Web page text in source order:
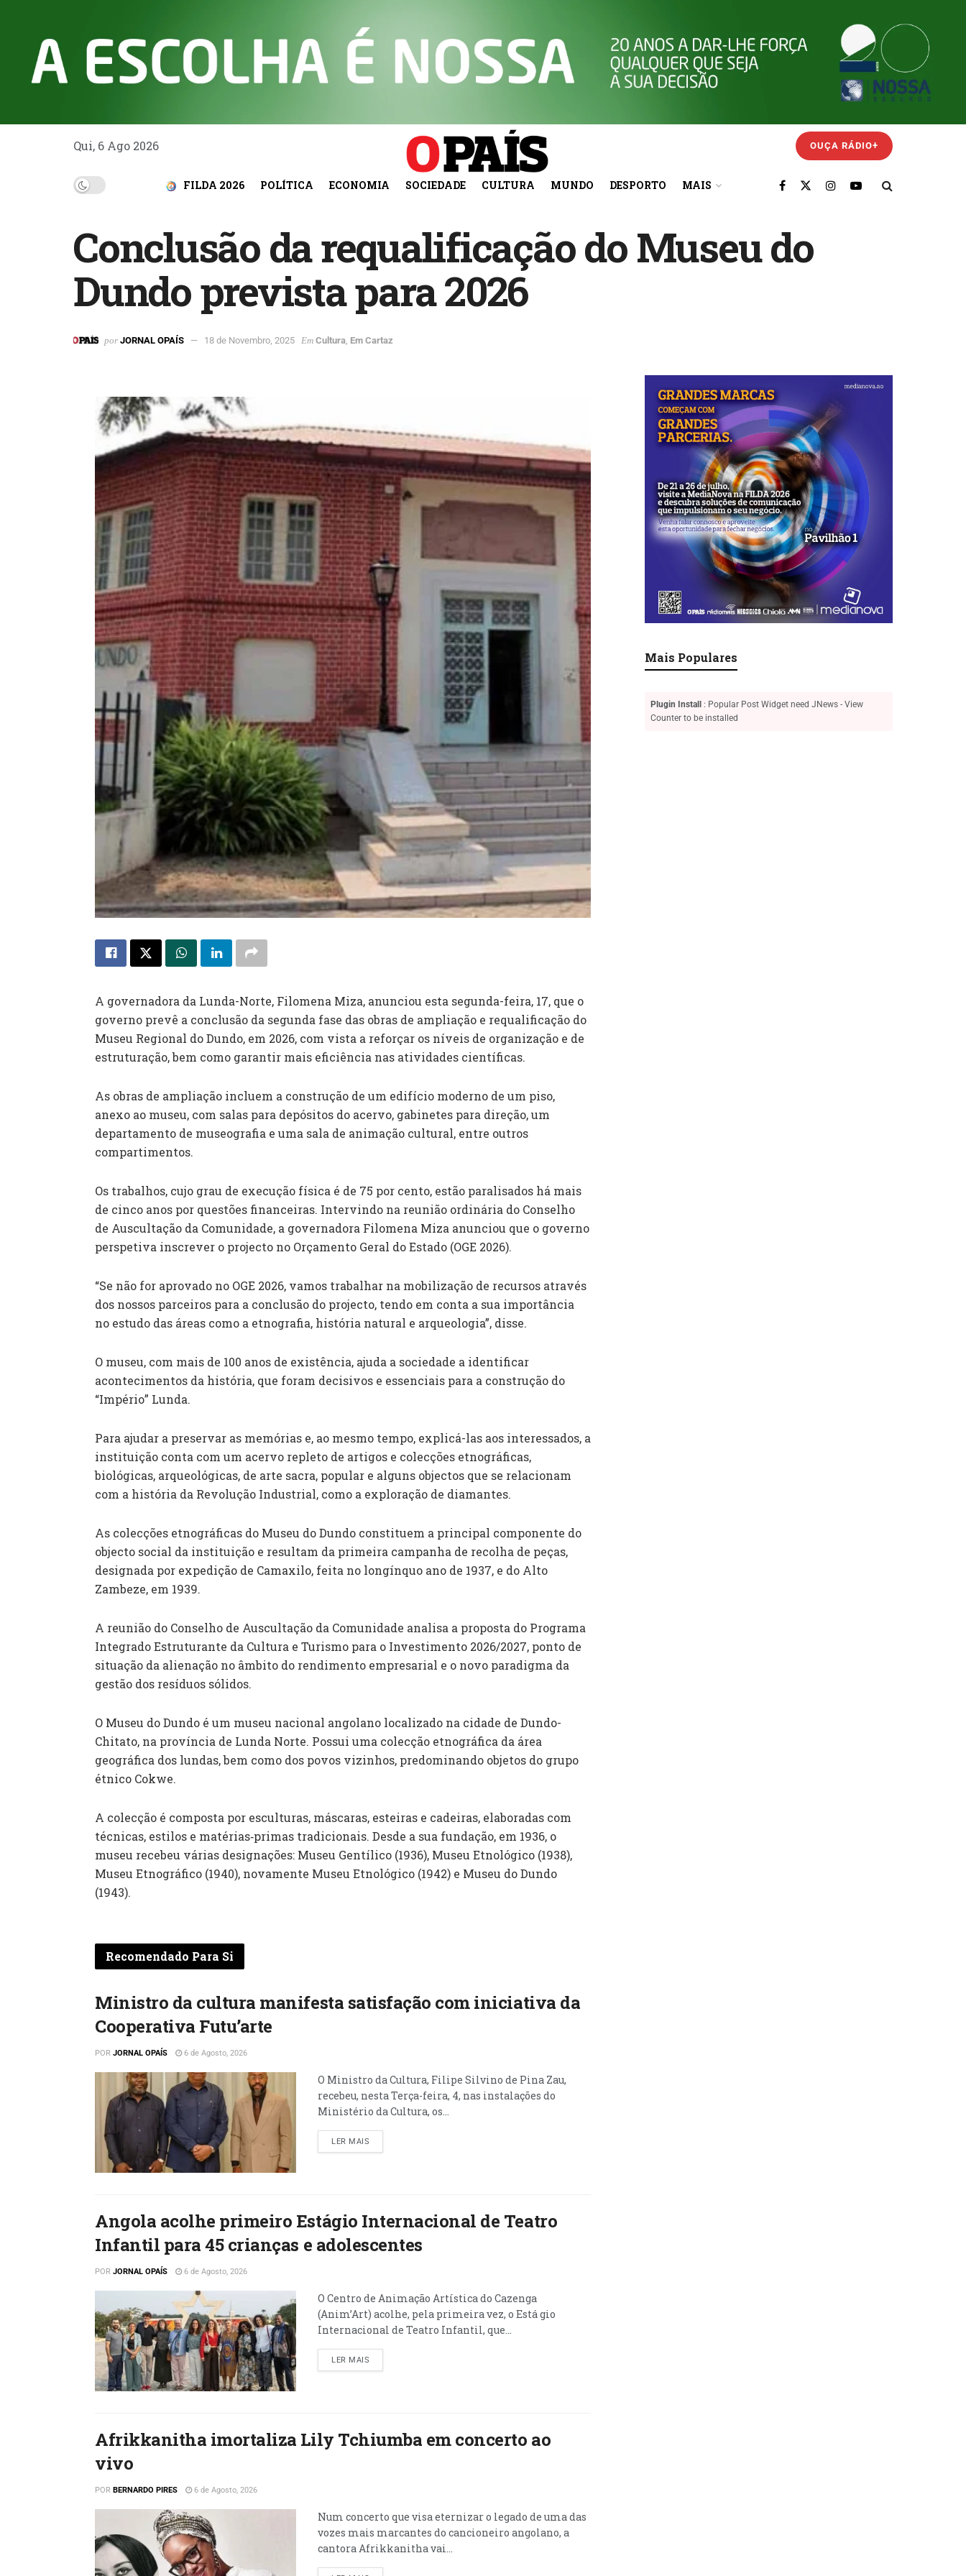
Qui, 6 Ago 2026 OUÇA RÁDIO+
FILDA 2026 POLÍTICA ECONOMIA SOCIEDADE CULTURA MUNDO DESPORTO MAIS
Conclusão da requalificação do Museu do
Dundo prevista para 2026
por JORNAL OPAÍS 18 de Novembro, 2025 Em Cultura, Em Cartaz
A governadora da Lunda-Norte, Filomena Miza, anunciou esta segunda-feira, 17, que o
governo prevê a conclusão da segunda fase das obras de ampliação e requalificação do
Museu Regional do Dundo, em 2026, com vista a reforçar os níveis de organização e de
estruturação, bem como garantir mais eficiência nas atividades científicas.
As obras de ampliação incluem a construção de um edifício moderno de um piso,
anexo ao museu, com salas para depósitos do acervo, gabinetes para direção, um
departamento de museografia e uma sala de animação cultural, entre outros
compartimentos.
Os trabalhos, cujo grau de execução física é de 75 por cento, estão paralisados há mais
de cinco anos por questões financeiras. Intervindo na reunião ordinária do Conselho
de Auscultação da Comunidade, a governadora Filomena Miza anunciou que o governo
perspetiva inscrever o projecto no Orçamento Geral do Estado (OGE 2026).
“Se não for aprovado no OGE 2026, vamos trabalhar na mobilização de recursos através
dos nossos parceiros para a conclusão do projecto, tendo em conta a sua importância
no estudo das áreas como a etnografia, história natural e arqueologia”, disse.
O museu, com mais de 100 anos de existência, ajuda a sociedade a identificar
acontecimentos da história, que foram decisivos e essenciais para a construção do
“Império” Lunda.
Para ajudar a preservar as memórias e, ao mesmo tempo, explicá-las aos interessados, a
instituição conta com um acervo repleto de artigos e colecções etnográficas,
biológicas, arqueológicas, de arte sacra, popular e alguns objectos que se relacionam
com a história da Revolução Industrial, como a exploração de diamantes.
As colecções etnográficas do Museu do Dundo constituem a principal componente do
objecto social da instituição e resultam da primeira campanha de recolha de peças,
designada por expedição de Camaxilo, feita no longínquo ano de 1937, e do Alto
Zambeze, em 1939.
A reunião do Conselho de Auscultação da Comunidade analisa a proposta do Programa
Integrado Estruturante da Cultura e Turismo para o Investimento 2026/2027, ponto de
situação da alienação no âmbito do rendimento empresarial e o novo paradigma da
gestão dos resíduos sólidos.
O Museu do Dundo é um museu nacional angolano localizado na cidade de Dundo-
Chitato, na província de Lunda Norte. Possui uma colecção etnográfica da área
geográfica dos lundas, bem como dos povos vizinhos, predominando objetos do grupo
étnico Cokwe.
A colecção é composta por esculturas, máscaras, esteiras e cadeiras, elaboradas com
técnicas, estilos e matérias‐primas tradicionais. Desde a sua fundação, em 1936, o
museu recebeu várias designações: Museu Gentílico (1936), Museu Etnológico (1938),
Museu Etnográfico (1940), novamente Museu Etnológico (1942) e Museu do Dundo
(1943).
Recomendado Para Si
Ministro da cultura manifesta satisfação com iniciativa da
Cooperativa Futu’arte
POR JORNAL OPAÍS 6 de Agosto, 2026
O Ministro da Cultura, Filipe Silvino de Pina Zau,
recebeu, nesta Terça-feira, 4, nas instalações do
Ministério da Cultura, os...
LER MAIS
Angola acolhe primeiro Estágio Internacional de Teatro
Infantil para 45 crianças e adolescentes
POR JORNAL OPAÍS 6 de Agosto, 2026
O Centro de Animação Artística do Cazenga
(Anim’Art) acolhe, pela primeira vez, o Está gio
Internacional de Teatro Infantil, que...
LER MAIS
Afrikkanitha imortaliza Lily Tchiumba em concerto ao
vivo
POR BERNARDO PIRES 6 de Agosto, 2026
Num concerto que visa eternizar o legado de uma das
vozes mais marcantes do cancioneiro angolano, a
cantora Afrikkanitha vai...
Mais Populares
Plugin Install
: Popular Post Widget need JNews - View
Counter to be installed